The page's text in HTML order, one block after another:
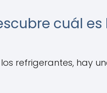
cuál
refrigerantes, hay